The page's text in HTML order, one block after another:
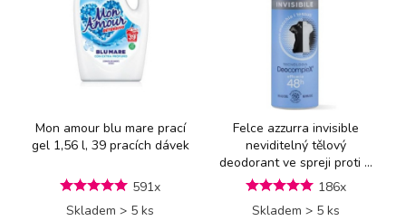
Mon amour blu mare prací
gel 1,56 l, 39 pracích dávek
591x
Skladem > 5 ks
Felce azzurra invisible
neviditelný tělový
deodorant ve spreji proti ...
186x
Skladem > 5 ks